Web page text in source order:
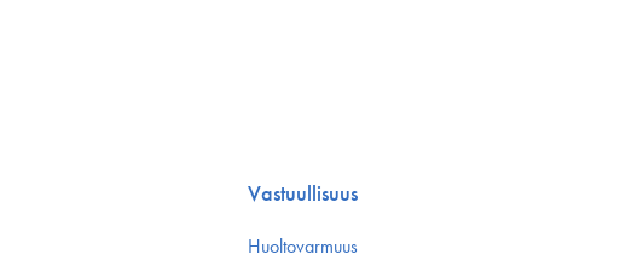
Vastuullisuus
Huoltovarmuus